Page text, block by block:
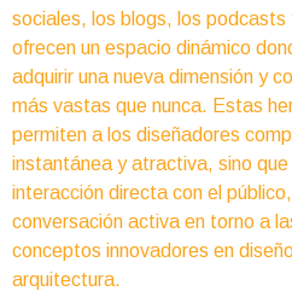
sociales, los blogs, los
ofrecen un espacio dinámico
adquirir una nueva dimensión y
más vastas que nunca. Estas
permiten a los diseñadores
instantánea y atractiva, sino
interacción directa con el
conversación activa en torno a
conceptos innovadores en
arquitectura.